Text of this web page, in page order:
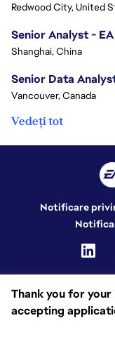
Thank you for
accepting
Redwood City, United
Senior Analyst - EA
Shanghai, China
Senior Data
Vancouver, Canada
Vedeți tot
Notificare